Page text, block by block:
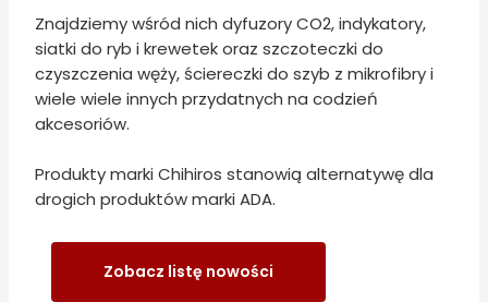
Znajdziemy wśród nich dyfuzory CO2, indykatory,
siatki do ryb i krewetek oraz szczoteczki do
czyszczenia węży, ściereczki do szyb z mikrofibry i
wiele wiele innych przydatnych na codzień
akcesoriów.
Produkty marki Chihiros stanowią alternatywę dla
drogich produktów marki ADA.
Zobacz listę nowości